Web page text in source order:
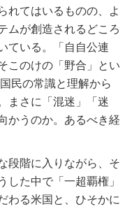
れてはいるものの、よ
ムが創造されるどころ
ている。「自自公連
このけの「野合」とい
民の常識と理解から
まさに「混迷」「迷
かうのか。あるべき経
段階に入りながら、そ
した中で「一超覇権」
わる米国と、ひそかに